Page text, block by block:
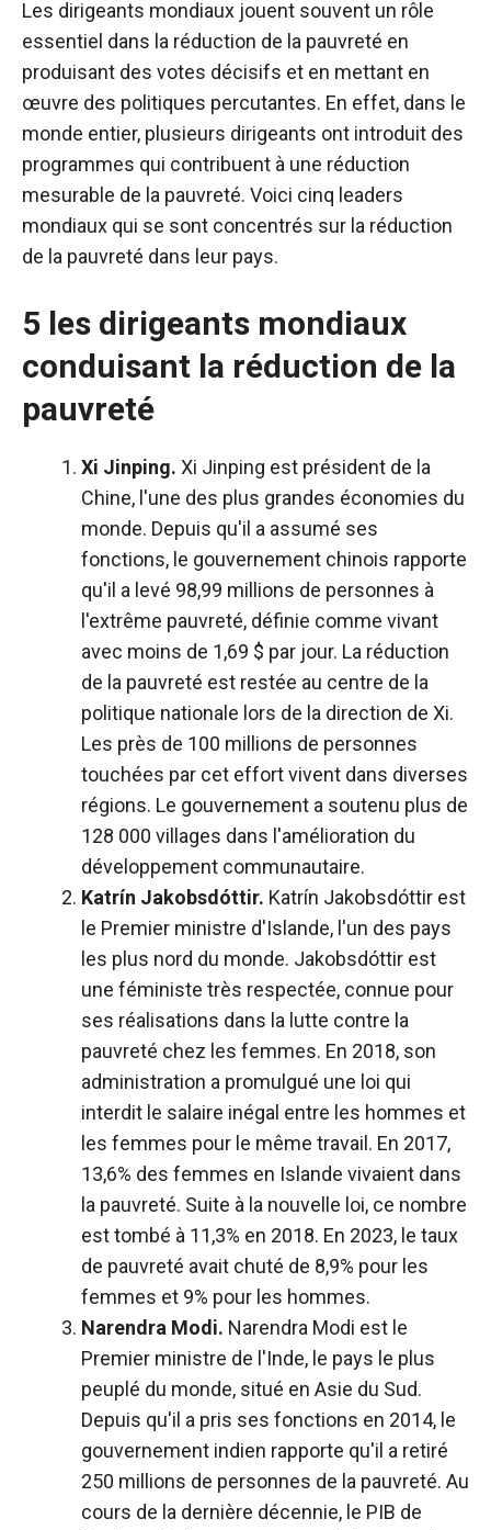
Les dirigeants mondiaux jouent souvent un rôle
essentiel dans la réduction de la pauvreté en
produisant des votes décisifs et en mettant en
œuvre des politiques percutantes. En effet, dans le
monde entier, plusieurs dirigeants ont introduit des
programmes qui contribuent à une réduction
mesurable de la pauvreté. Voici cinq leaders
mondiaux qui se sont concentrés sur la réduction
de la pauvreté dans leur pays.
5 les dirigeants mondiaux
conduisant la réduction de la
pauvreté
Xi Jinping. Xi Jinping est président de la
Chine, l'une des plus grandes économies du
monde. Depuis qu'il a assumé ses
fonctions, le gouvernement chinois rapporte
qu'il a levé 98,99 millions de personnes à
l'extrême pauvreté, définie comme vivant
avec moins de 1,69 $ par jour. La réduction
de la pauvreté est restée au centre de la
politique nationale lors de la direction de Xi.
Les près de 100 millions de personnes
touchées par cet effort vivent dans diverses
régions. Le gouvernement a soutenu plus de
128 000 villages dans l'amélioration du
développement communautaire.
Katrín Jakobsdóttir. Katrín Jakobsdóttir est
le Premier ministre d'Islande, l'un des pays
les plus nord du monde. Jakobsdóttir est
une féministe très respectée, connue pour
ses réalisations dans la lutte contre la
pauvreté chez les femmes. En 2018, son
administration a promulgué une loi qui
interdit le salaire inégal entre les hommes et
les femmes pour le même travail. En 2017,
13,6% des femmes en Islande vivaient dans
la pauvreté. Suite à la nouvelle loi, ce nombre
est tombé à 11,3% en 2018. En 2023, le taux
de pauvreté avait chuté de 8,9% pour les
femmes et 9% pour les hommes.
Narendra Modi. Narendra Modi est le
Premier ministre de l'Inde, le pays le plus
peuplé du monde, situé en Asie du Sud.
Depuis qu'il a pris ses fonctions en 2014, le
gouvernement indien rapporte qu'il a retiré
250 millions de personnes de la pauvreté. Au
cours de la dernière décennie, le PIB de